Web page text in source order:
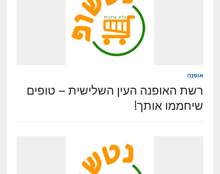
אופנה
רשת האופנה העין השלישית – טופים
שיחממו אותך!